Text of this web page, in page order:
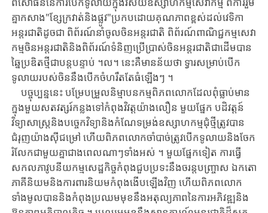
គ្នា​កសាង​"ខ្សែក្រវាត់​និងផ្លូវ"​ប្រកបដោយគុណភាព​ខ្ពស់​ដល់​វេទិកា​
អន្តរជាតិ​ដូចជា ​ពិព័រណ៍នាំចូលចិនអន្តរជាតិ ​ពិព័រ​ណ៍ពាណិជ្ជកម្មសេវា
កម្ម​ចិន​អន្តរជាតិ​និង​ពិព័រណ៍​ទំនិញប្រើប្រាស់​ចិន​អន្តរជាតិ​ជាដើម​បាន​
ឆ្នៃ​ប្រឌិត​ថ្មី​ជាបន្តបន្ទាប់ ​។ល។ ​នេះគឺ​មានន័យថា ​ទ្វារ​សម្រាប់​បើក
ទូលាយ​របស់ចិន​នឹង​បើកចំហរឹតតែធំឡើងៗ ​។
បច្ចុប្បន្ននេះ ​បម្រែបម្រួលនិម្មាបនកម្មពិភពលោក​ដែលពុំធ្លាប់មាន​
ក្នុងមួយ​សតវត្សរ៍​កន្លងទៅ​កំពុង​វិវត្ត​យ៉ាងលឿន ​មួយផ្នែក ​បដិវត្តន៍​
វិទ្យា​សា​ស្ត្រ​និង​បច្ចេកវិទ្យា​និង​កំណែទម្រង់ឧស្សាហកម្ម​ជុំ​ថ្មី​ត្រូវ​បាន
ជំរុញ​យ៉ាងស៊ីជម្រៅ ​ហើយ​ពិភពលោក​ចាំបាច់ត្រូវ​បើក​ទូលាយ​និង​ចែក​
រំលែក​ជាមួយគ្នា​ជាង​ពេល​ណាៗទាំងអស់ ​។ ​មួយផ្នែក​ទៀត ​ការធ្វើ​
សកល​ភាវូបនីយកម្ម​សេដ្ឋកិច្ច​កំពុង​ជួបប្រទះ​នឹង​ចរន្តបញ្ច្រាស ​ឯកតោ
ភាគីនិយម​និង​ការ​ពារ​និយម​កំពុង​ងើប​ឡើង​វិញ ​ហើយពិភពលោក​
ទាំងមូល​បាន​និង​កំពុង​ប្រឈមមុខ​នឹង​អតុល្យភាព​នៃ​ការ​អភិវឌ្ឍ​និង​